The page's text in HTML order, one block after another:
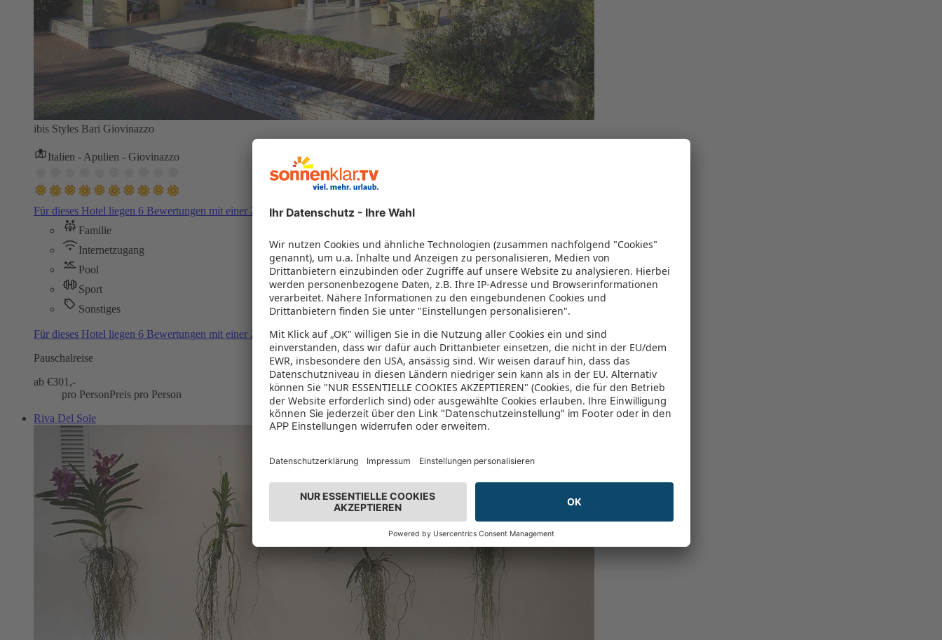
ibis Styles Bari Giovinazzo
Italien - Apulien - Giovinazzo
Für dieses Hotel liegen 6 Bewertungen mit einer Zustimmung von 100% vor
Familie
Internetzugang
Pool
Sport
Sonstiges
Für dieses Hotel liegen 6 Bewertungen mit einer Zustimmung von 100% vor (6)100%
Pauschalreise
ab €301,-
pro PersonPreis pro Person
Riva Del Sole